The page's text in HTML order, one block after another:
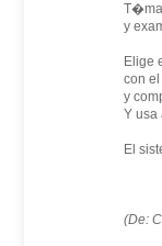
y
Elige
con
y
Y usa
El
(De: